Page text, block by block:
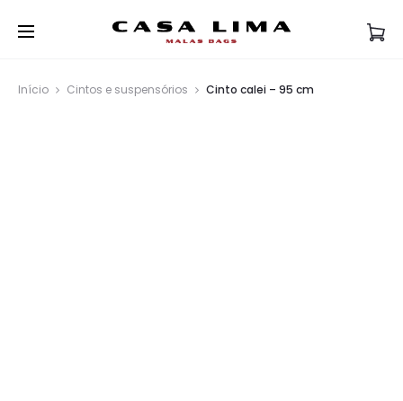
Início Cintos e suspensórios Cinto calei – 95 cm